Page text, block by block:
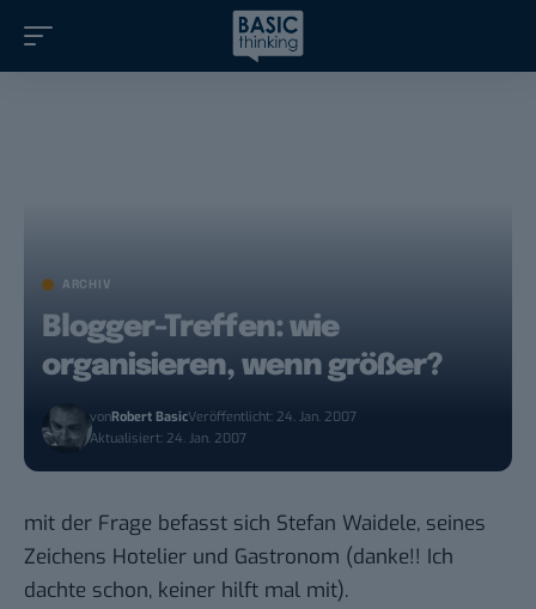
ARCHIV
Blogger-Treffen: wie
organisieren, wenn größer?
vonRobert BasicVeröffentlicht: 24. Jan. 2007
Aktualisiert: 24. Jan. 2007
mit der Frage befasst sich Stefan Waidele, seines
Zeichens Hotelier und Gastronom (danke!! Ich
dachte schon, keiner hilft mal mit).